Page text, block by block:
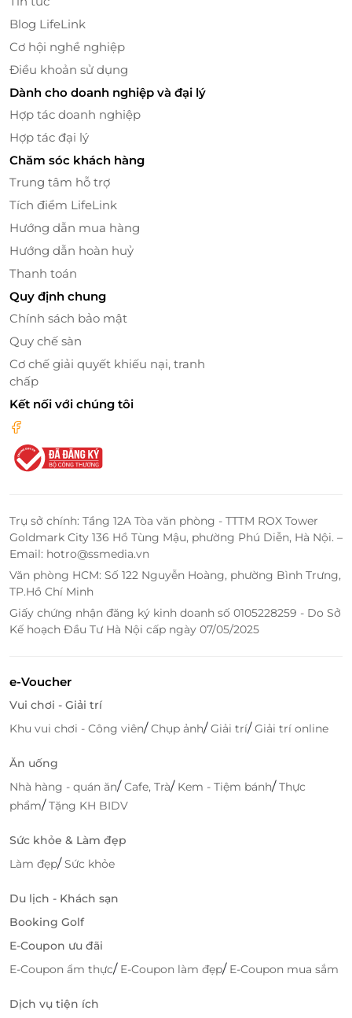
liệu cá hồi, cá ngừ, tôm… tạo thành lớp lõi đậm đà
bên trong, vừa bỏ vào miệng đã cho cảm giác hòa
quyện đầy thích thú.
Mỗi set ăn tại Nhà hàng Miyen - Japanese Fusion
Cuisine đều mong muốn khơi dậy tình yêu của thực
khách khi thưởng thức mỗi món ăn sẽ cảm nhận rõ
nét sự tinh tế trong từng hương vị, từ nguyên liệu
cho đến cách chế biến, cách trình bày, phong cách
Không gian nhà hàng mang kiến trúc giữa phương Đông &
phương Tây tràn ngập màu sắc ấm áp
gian lý tưởng cho những sự kiện đặc biệt và mang
lại trải nghiệm thoải mái nhất cho từng khách mời.
hẹn là nơi lý tưởng để tiếp khách, tổ chức tiệc công
ty, gia đình, hẹn hò, sinh nhật, liên hoan, họp nhóm...
Cùng click mua ngay trên
nhiều deal ăn uống hấp dẫn!
Blog LifeLink
Cơ hội nghề nghiệp
Điều khoản sử dụng
Dành cho doanh nghiệp và đại lý
Hợp tác doanh nghiệp
Hợp tác đại lý
Chăm sóc khách hàng
Trung tâm hỗ trợ
Tích điểm LifeLink
Hướng dẫn mua hàng
Hướng dẫn hoàn huỷ
Thanh toán
Quy định chung
Chính sách bảo mật
Quy chế sàn
Cơ chế giải quyết khiếu nại, tranh
chấp
Kết nối với chúng tôi
Trụ sở chính: Tầng 12A Tòa văn phòng - TTTM ROX Tower
Goldmark City 136 Hồ Tùng Mậu, phường Phú Diễn, Hà Nội. –
Email: hotro@ssmedia.vn
Văn phòng HCM: Số 122 Nguyễn Hoàng, phường Bình Trưng,
TP.Hồ Chí Minh
Giấy chứng nhận đăng ký kinh doanh số 0105228259 - Do Sở
Kế hoạch Đầu Tư Hà Nội cấp ngày 07/05/2025
e-Voucher
Vui chơi - Giải trí
Khu vui chơi - Công viên/Chụp ảnh/Giải trí/Giải trí online
Ăn uống
Nhà hàng - quán ăn/Cafe, Trà/ Kem - Tiệm bánh/Thực
phẩm/Tặng KH BIDV
Sức khỏe & Làm đẹp
Làm đẹp/Sức khỏe
Du lịch - Khách sạn
Booking Golf
E-Coupon ưu đãi
E-Coupon ẩm thực/ E-Coupon làm đẹp/ E-Coupon mua sắm
Dịch vụ tiện ích